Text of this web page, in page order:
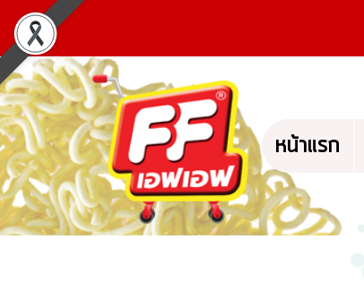
หน้าแรก